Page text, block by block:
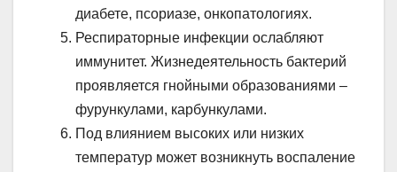
диабете, псориазе, онкопатологиях.
Респираторные инфекции ослабляют
иммунитет. Жизнедеятельность бактерий
проявляется гнойными образованиями –
фурункулами, карбункулами.
Под влиянием высоких или низких
температур может возникнуть воспаление